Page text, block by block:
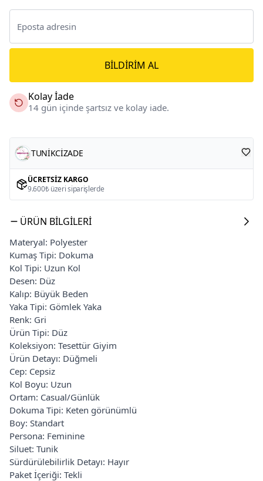
BILDIRIM AL
Kolay İade
14 gün içinde şartsız ve kolay iade.
TUNİKCİZADE
ÜCRETSIZ KARGO
9.600₺ üzeri siparişlerde
ÜRÜN BILGILERI
Materyal: Polyester
Kumaş Tipi: Dokuma
Kol Tipi: Uzun Kol
Desen: Düz
Kalıp: Büyük Beden
Yaka Tipi: Gömlek Yaka
Renk: Gri
Ürün Tipi: Düz
Koleksiyon: Tesettür Giyim
Ürün Detayı: Düğmeli
Cep: Cepsiz
Kol Boyu: Uzun
Ortam: Casual/Günlük
Dokuma Tipi: Keten görünümlü
Boy: Standart
Persona: Feminine
Siluet: Tunik
Sürdürülebilirlik Detayı: Hayır
Paket İçeriği: Tekli